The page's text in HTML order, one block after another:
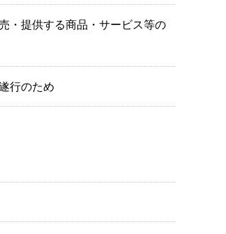
・提供する商品・サービス等の
行のため